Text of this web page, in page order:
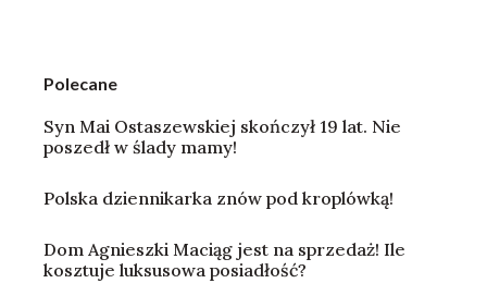
Polecane
Syn Mai Ostaszewskiej skończył 19 lat. Nie
poszedł w ślady mamy!
Polska dziennikarka znów pod kroplówką!
Dom Agnieszki Maciąg jest na sprzedaż! Ile
kosztuje luksusowa posiadłość?